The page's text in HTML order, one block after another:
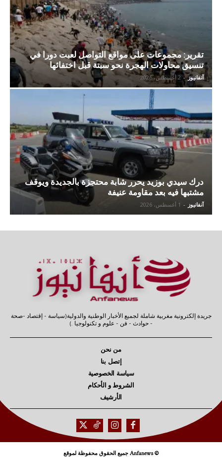
تقرير: مجموعات على مواقع التواصل لعبت دورا في
تنسيق محاولات الهجرة نحو سبتة قبل اختفائها
آنفانيوز - 2 أغسطس، 2026
درك سيدي بوزيد يحرر شابة محتجزة بالجديدة ويوقف
مشتبها فيه بعد مقاومة عنيفة
آنفانيوز - 1 أغسطس، 2026
جريدة إلكترونية مغربية شاملة لجميع الأخبار الوطنية والدولية(سياسة - إقتصاد -صحة
- حوادث - فن - علوم و تكنولوجيا .)
من نحن
إتصل بنا
سياسة الخصوصية
الشروط و الأحكام
الأرشيف
© Anfanews جميع الحقوق محفوظة لموقع